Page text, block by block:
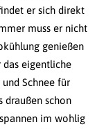
er sich direkt
muss er nicht
genießen
eigentliche
Schnee für
draußen schon
im wohlig